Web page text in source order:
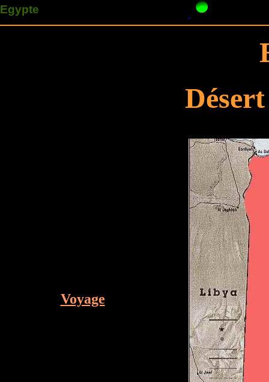
Egypte
Voyage